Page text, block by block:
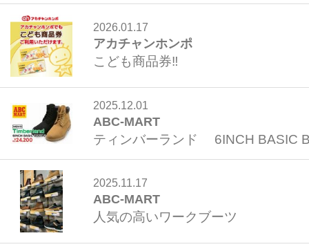
2026.01.17
アカチャンホンポ
こども商品券‼
2025.12.01
ABC-MART
ティンバーランド 6INCH BASIC
2025.11.17
ABC-MART
人気の高いワークブーツ